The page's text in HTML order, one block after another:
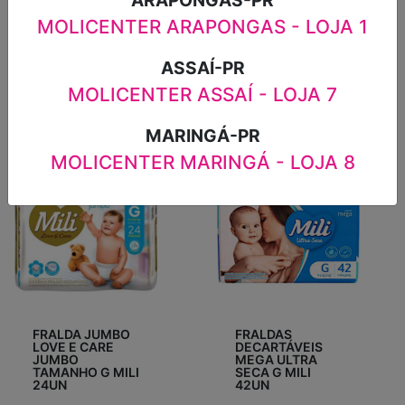
FRALDA JUMBO
LOVE E CARE
JUMBO
TAMANHO G MILI
24UN
FRALDAS
DECARTÁVEIS
MEGA ULTRA
SECA G MILI
42UN
MOLICENTER ARAPONGAS - LOJA 1
ASSAÍ-PR
MOLICENTER ASSAÍ - LOJA 7
MARINGÁ-PR
MOLICENTER MARINGÁ - LOJA 8